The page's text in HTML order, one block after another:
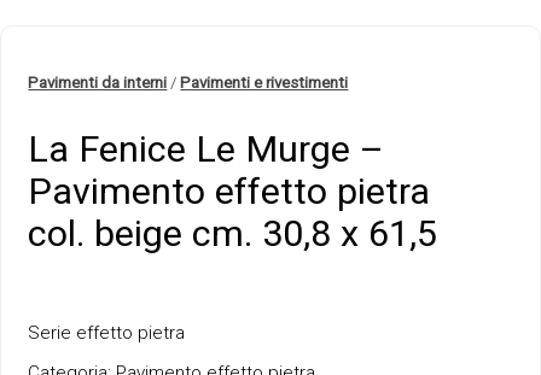
Pavimenti da interni / Pavimenti e rivestimenti
La Fenice Le Murge –
Pavimento effetto pietra
col. beige cm. 30,8 x 61,5
Serie effetto pietra